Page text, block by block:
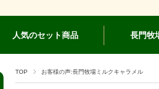
人気のセット商品 長門牧
TOP お客様の声:長門牧場ミルクキャラメル